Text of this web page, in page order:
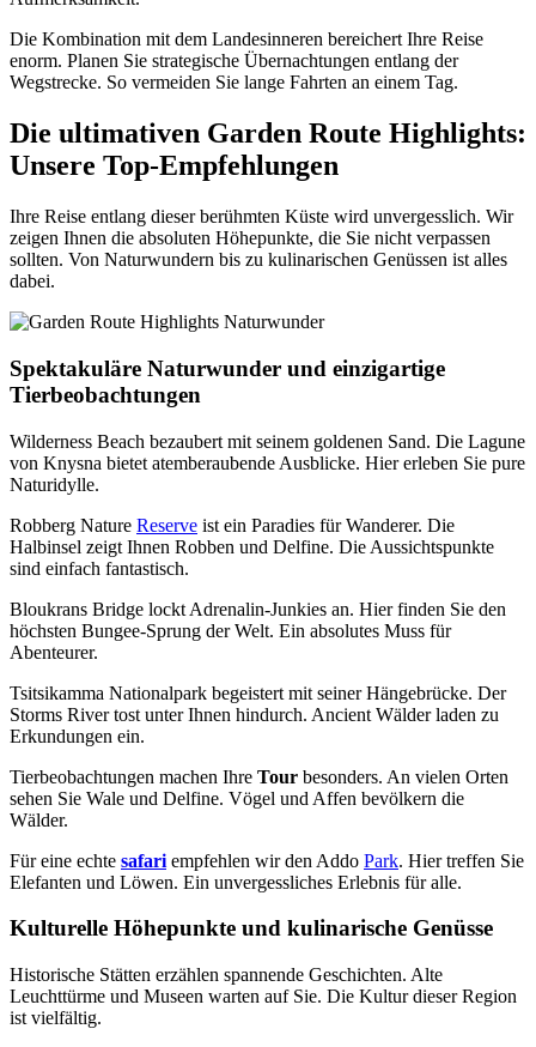
Die Kombination mit dem Landesinneren bereichert Ihre Reise
enorm. Planen Sie strategische Übernachtungen entlang der
Wegstrecke. So vermeiden Sie lange Fahrten an einem Tag.
Die ultimativen Garden Route Highlights:
Unsere Top-Empfehlungen
Ihre Reise entlang dieser berühmten Küste wird unvergesslich. Wir
zeigen Ihnen die absoluten Höhepunkte, die Sie nicht verpassen
sollten. Von Naturwundern bis zu kulinarischen Genüssen ist alles
dabei.
Spektakuläre Naturwunder und einzigartige
Tierbeobachtungen
Wilderness Beach bezaubert mit seinem goldenen Sand. Die Lagune
von Knysna bietet atemberaubende Ausblicke. Hier erleben Sie pure
Naturidylle.
Robberg Nature Reserve ist ein Paradies für Wanderer. Die
Halbinsel zeigt Ihnen Robben und Delfine. Die Aussichtspunkte
sind einfach fantastisch.
Bloukrans Bridge lockt Adrenalin-Junkies an. Hier finden Sie den
höchsten Bungee-Sprung der Welt. Ein absolutes Muss für
Abenteurer.
Tsitsikamma Nationalpark begeistert mit seiner Hängebrücke. Der
Storms River tost unter Ihnen hindurch. Ancient Wälder laden zu
Erkundungen ein.
Tierbeobachtungen machen Ihre Tour besonders. An vielen Orten
sehen Sie Wale und Delfine. Vögel und Affen bevölkern die
Wälder.
Für eine echte safari empfehlen wir den Addo Park. Hier treffen Sie
Elefanten und Löwen. Ein unvergessliches Erlebnis für alle.
Kulturelle Höhepunkte und kulinarische Genüsse
Historische Stätten erzählen spannende Geschichten. Alte
Leuchttürme und Museen warten auf Sie. Die Kultur dieser Region
ist vielfältig.